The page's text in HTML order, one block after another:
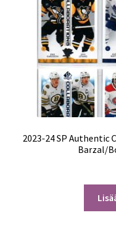
2023-24 SP Authentic
Barzal/